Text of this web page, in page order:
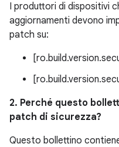
I produttori di dispositivi
aggiornamenti devono
patch su:
2. Perché questo
patch di sicurezza?
Questo bollettino